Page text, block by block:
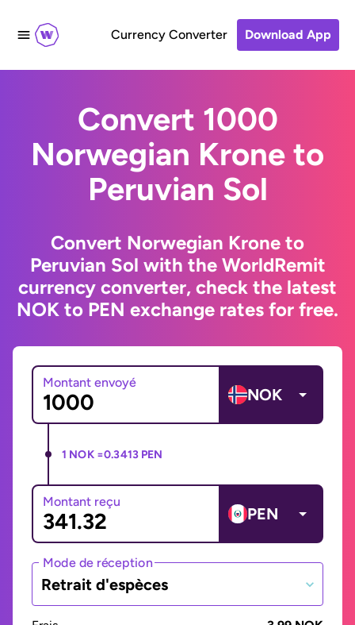
Currency Converter Download App
Convert 1000
Norwegian Krone to
Peruvian Sol
Convert Norwegian Krone to
Peruvian Sol with the WorldRemit
currency converter, check the latest
NOK to PEN exchange rates for free.
Montant envoyé
NOK
1 NOK =0.3413 PEN
Montant reçu
PEN
Mode de réception
Retrait d'espèces